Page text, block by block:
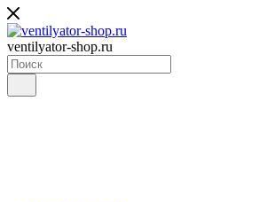
ventilyator-shop.ru